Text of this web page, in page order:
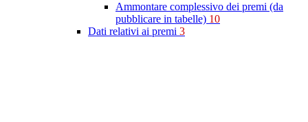
Ammontare complessivo dei premi (da
pubblicare in tabelle) 10
Dati relativi ai premi 3